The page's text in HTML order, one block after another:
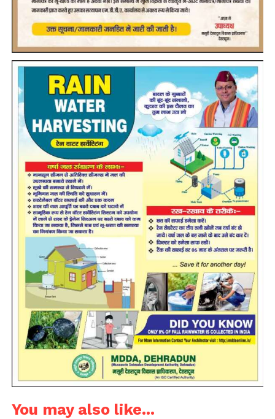
You may also like...